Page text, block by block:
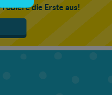
die Erste aus!